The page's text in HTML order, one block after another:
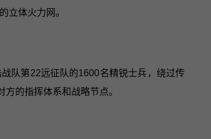
立体火力网。
队第22远征队的1600名精锐士兵，绕过传
的指挥体系和战略节点。